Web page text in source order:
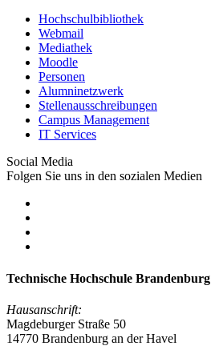
Hochschulbibliothek
Webmail
Mediathek
Moodle
Personen
Alumninetzwerk
Stellenausschreibungen
Campus Management
IT Services
Social Media
Folgen Sie uns in den sozialen Medien
Technische Hochschule Brandenburg
Hausanschrift:
Magdeburger Straße 50
14770 Brandenburg an der Havel